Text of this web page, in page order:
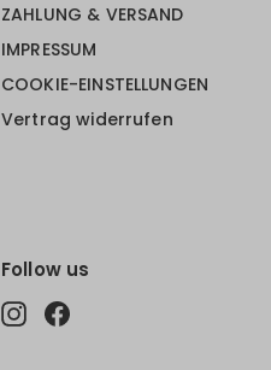
ZAHLUNG & VERSAND
IMPRESSUM
COOKIE-EINSTELLUNGEN
Vertrag widerrufen
Follow us
Instagram